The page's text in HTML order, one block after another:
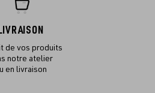
de vos produits
notre atelier
en livraison